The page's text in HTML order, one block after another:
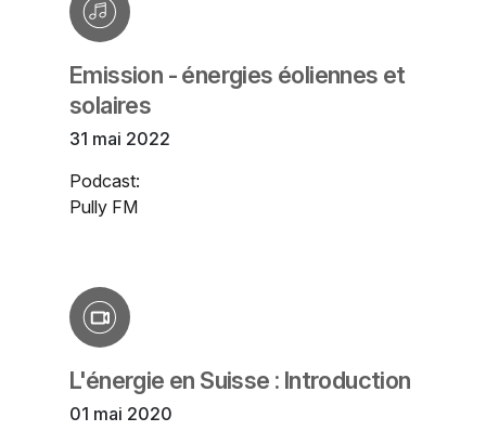
Emission - énergies éoliennes et
solaires
31 mai 2022
Podcast:
Pully FM
L'énergie en Suisse : Introduction
01 mai 2020